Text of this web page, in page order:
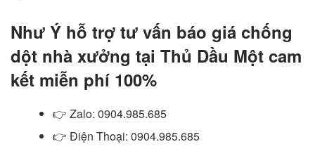
Như Ý hỗ trợ tư vấn báo giá chống
dột nhà xưởng tại Thủ Dầu Một cam
kết miễn phí 100%
👉 Zalo: 0904.985.685
👉 Điện Thoại: 0904.985.685